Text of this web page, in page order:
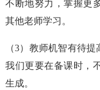
不断地努力，掌握更
其他老师学习。
（3）教师机智有待
我们更要在备课时，
生成。